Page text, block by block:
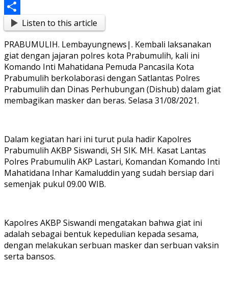
Messenger
ShareListen to this article
PRABUMULIH. Lembayungnews|. Kembali laksanakan
giat dengan jajaran polres kota Prabumulih, kali ini
Komando Inti Mahatidana Pemuda Pancasila Kota
Prabumulih berkolaborasi dengan Satlantas Polres
Prabumulih dan Dinas Perhubungan (Dishub) dalam giat
membagikan masker dan beras. Selasa 31/08/2021.
Dalam kegiatan hari ini turut pula hadir Kapolres
Prabumulih AKBP Siswandi, SH SIK. MH. Kasat Lantas
Polres Prabumulih AKP Lastari, Komandan Komando Inti
Mahatidana Inhar Kamaluddin yang sudah bersiap dari
semenjak pukul 09.00 WIB.
Kapolres AKBP Siswandi mengatakan bahwa giat ini
adalah sebagai bentuk kepedulian kepada sesama,
dengan melakukan serbuan masker dan serbuan vaksin
serta bansos.